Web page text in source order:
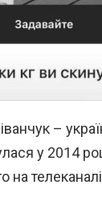
–
у 2014
на